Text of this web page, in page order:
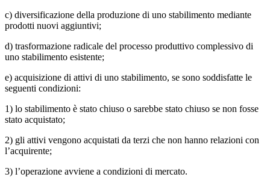
c) diversificazione della produzione di uno stabilimento mediante
prodotti nuovi aggiuntivi;
d) trasformazione radicale del processo produttivo complessivo di
uno stabilimento esistente;
e) acquisizione di attivi di uno stabilimento, se sono soddisfatte le
seguenti condizioni:
1) lo stabilimento è stato chiuso o sarebbe stato chiuso se non fosse
stato acquistato;
2) gli attivi vengono acquistati da terzi che non hanno relazioni con
l’acquirente;
3) l’operazione avviene a condizioni di mercato.